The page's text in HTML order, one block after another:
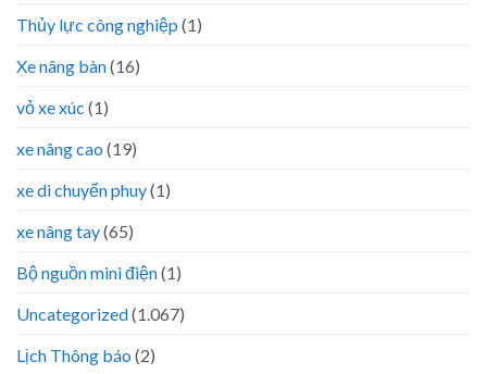
Thủy lực công nghiệp (1)
Xe nâng bàn(16)
vỏ xe xúc (1)
xe nâng cao (19)
xe di chuyển phuy(1)
xe nâng tay(65)
Bộ nguồn mini điện(1)
Uncategorized(1.067)
Lịch Thông báo (2)